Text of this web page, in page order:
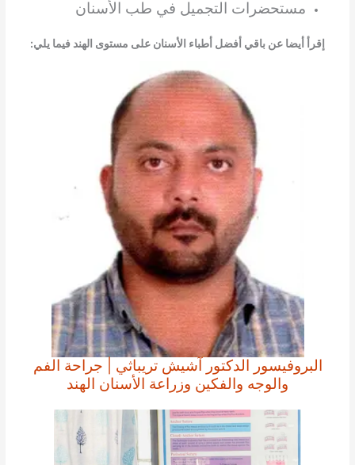
مستحضرات التجميل في طب الأسنان
إقرأ أيضا عن باقي أفضل أطباء الأسنان على مستوى الهند فيما يلي:
البروفيسور الدكتور آشيش تريباثي | جراحة الفم
والوجه والفكين وزراعة الأسنان الهند